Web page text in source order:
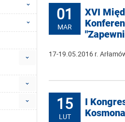
01
MAR
XVI
17-19.05.2016 r.
15
LUT
I